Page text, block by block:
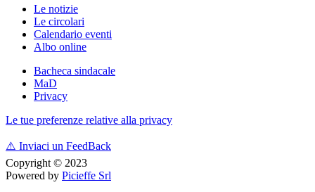
Le notizie
Le circolari
Calendario eventi
Albo online
Bacheca sindacale
MaD
Privacy
Le tue preferenze relative alla privacy
⚠️ Inviaci un FeedBack
Copyright © 2023
Powered by Picieffe Srl